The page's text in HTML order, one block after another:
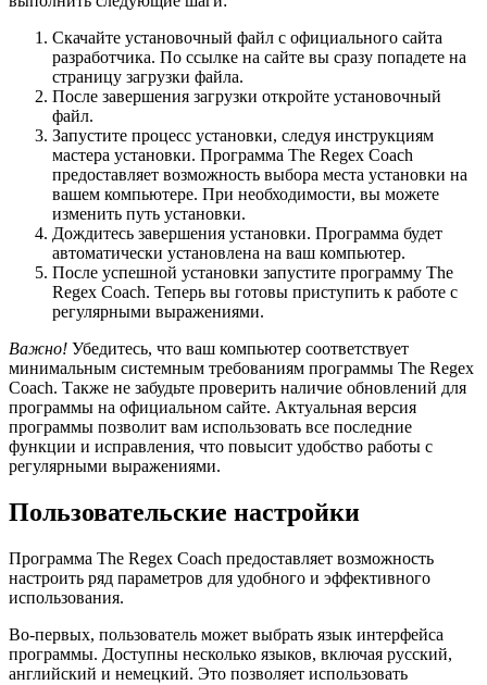
Скачайте установочный файл с официального сайта
разработчика. По ссылке на сайте вы сразу попадете на
страницу загрузки файла.
После завершения загрузки откройте установочный
файл.
Запустите процесс установки, следуя инструкциям
мастера установки. Программа The Regex Coach
предоставляет возможность выбора места установки на
вашем компьютере. При необходимости, вы можете
изменить путь установки.
Дождитесь завершения установки. Программа будет
автоматически установлена на ваш компьютер.
После успешной установки запустите программу The
Regex Coach. Теперь вы готовы приступить к работе с
регулярными выражениями.
Важно! Убедитесь, что ваш компьютер соответствует
минимальным системным требованиям программы The Regex
Coach. Также не забудьте проверить наличие обновлений для
программы на официальном сайте. Актуальная версия
программы позволит вам использовать все последние
функции и исправления, что повысит удобство работы с
регулярными выражениями.
Пользовательские настройки
Программа The Regex Coach предоставляет возможность
настроить ряд параметров для удобного и эффективного
использования.
Во-первых, пользователь может выбрать язык интерфейса
программы. Доступны несколько языков, включая русский,
английский и немецкий. Это позволяет использовать